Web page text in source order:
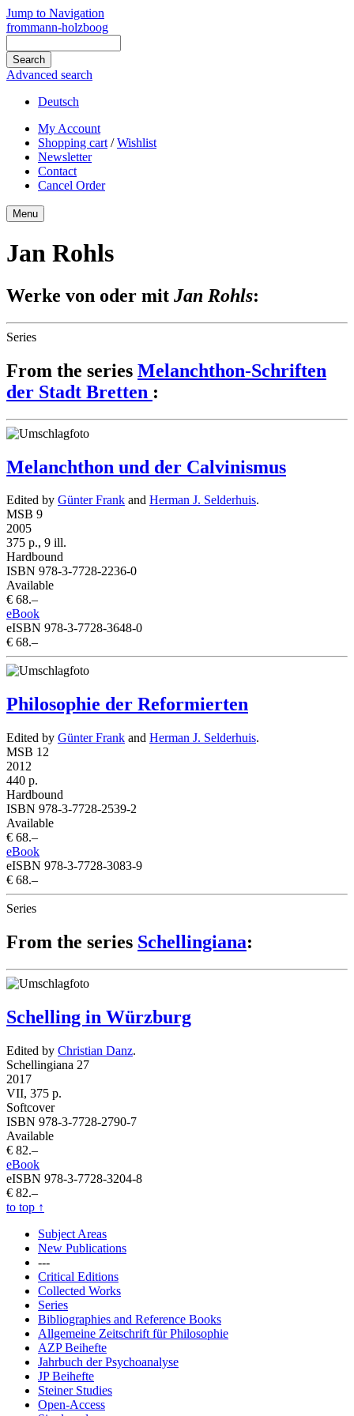
Jump to Navigation
frommann-holzboog
Advanced search
Deutsch
My Account
Shopping cart /Wishlist
Newsletter
Contact
Cancel Order
Menu
Jan Rohls
Werke von oder mit Jan Rohls:
Series
From the series Melanchthon-Schriften
der Stadt Bretten :
Melanchthon und der Calvinismus
Edited by Günter Frank and Herman J. Selderhuis.
MSB 9
2005
375 p., 9 ill.
Hardbound
ISBN 978-3-7728-2236-0
Available
€ 68.–
eBook
eISBN 978-3-7728-3648-0
€ 68.–
Philosophie der Reformierten
Edited by Günter Frank and Herman J. Selderhuis.
MSB 12
2012
440 p.
Hardbound
ISBN 978-3-7728-2539-2
Available
€ 68.–
eBook
eISBN 978-3-7728-3083-9
€ 68.–
Series
From the series Schellingiana:
Schelling in Würzburg
Edited by Christian Danz.
Schellingiana 27
2017
VII, 375 p.
Softcover
ISBN 978-3-7728-2790-7
Available
€ 82.–
eBook
eISBN 978-3-7728-3204-8
€ 82.–
to top ↑
Subject Areas
New Publications
---
Critical Editions
Collected Works
Series
Bibliographies and Reference Books
Allgemeine Zeitschrift für Philosophie
AZP Beihefte
Jahrbuch der Psychoanalyse
JP Beihefte
Steiner Studies
Open-Access